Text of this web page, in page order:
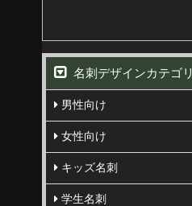
名刺デザインカテゴリ
男性向け
女性向け
キッズ名刺
学生名刺